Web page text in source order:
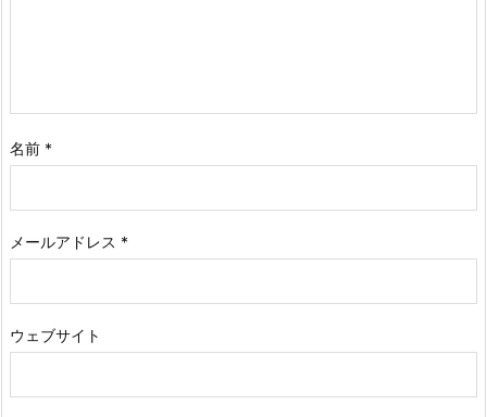
名前 *
メールアドレス *
ウェブサイト